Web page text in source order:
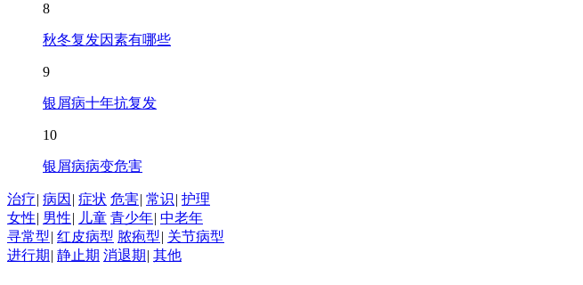
8
秋冬复发因素有哪些
9
银屑病十年抗复发
10
银屑病病变危害
治疗| 病因 | 症状 危害| 常识| 护理
女性| 男性| 儿童 青少年| 中老年
寻常型| 红皮病型 脓疱型| 关节病型
进行期 | 静止期 消退期 | 其他